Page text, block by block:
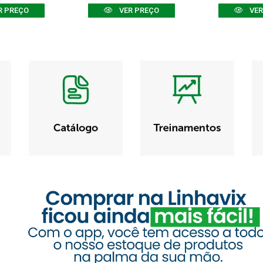
PREÇO VER PREÇO